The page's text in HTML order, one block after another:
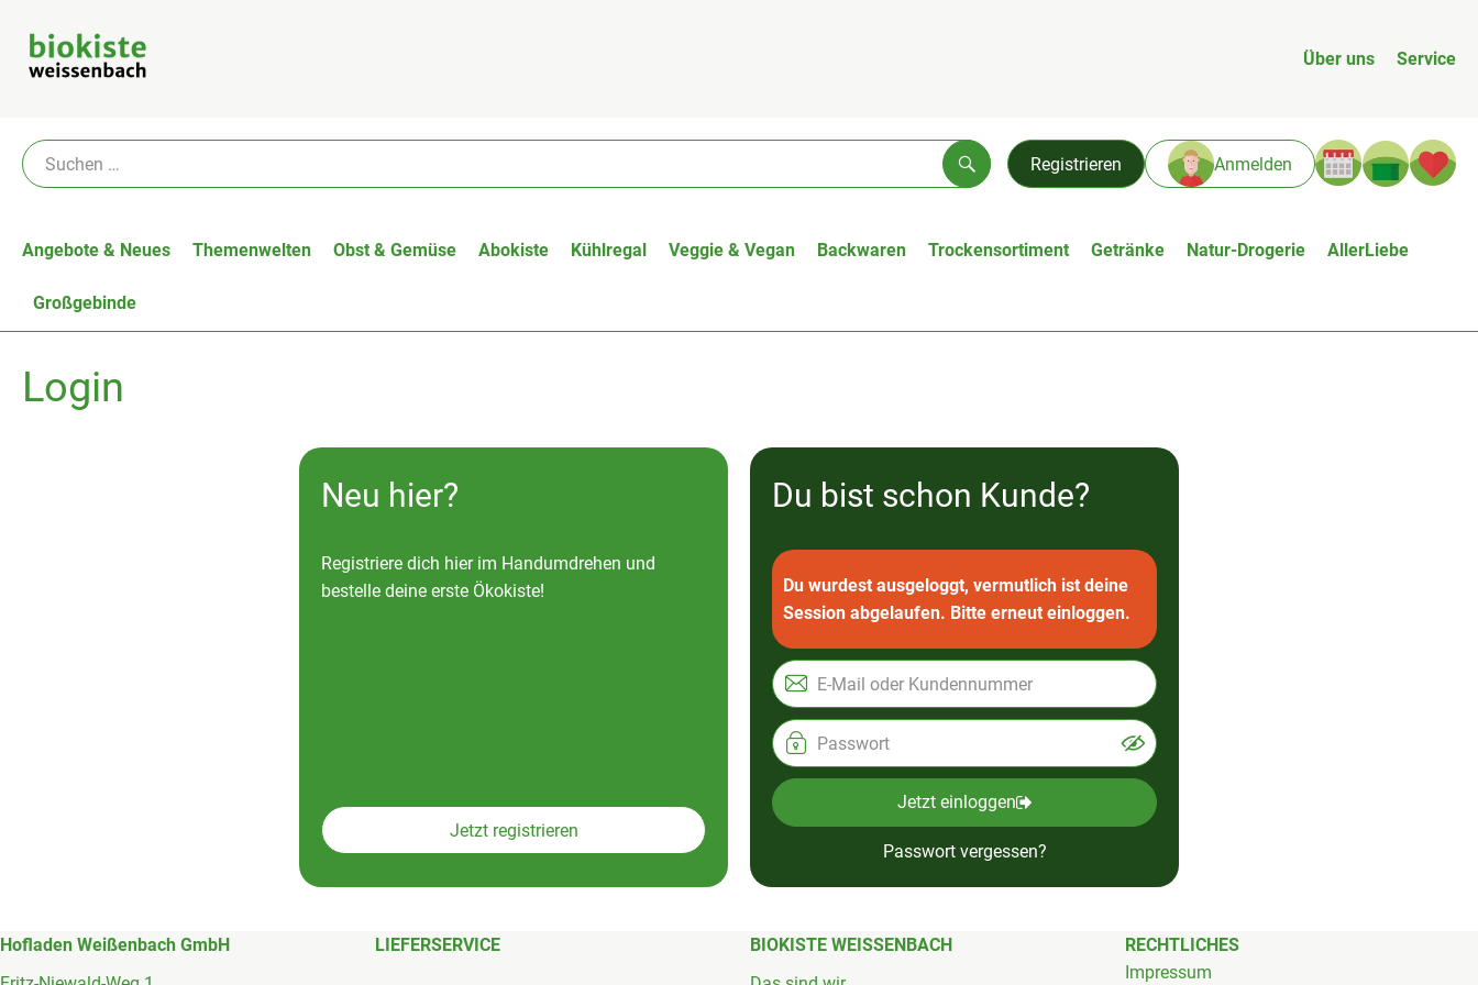
Über uns Service
Registrieren Anmelden
Suchen
Angebote & Neues Themenwelten Obst & Gemüse Abokiste Kühlregal Veggie & Vegan Backwaren Trockensortiment Getränke Natur-Drogerie AllerLiebe
Großgebinde
Login
Neu hier?
Registriere dich hier im Handumdrehen und
bestelle deine erste Ökokiste!
Jetzt registrieren
Du bist schon Kunde?
Du wurdest ausgeloggt, vermutlich ist deine
Session abgelaufen. Bitte erneut einloggen.
Jetzt einloggen
Passwort vergessen?
Hofladen Weißenbach GmbH
LIEFERSERVICE
BIOKISTE WEISSENBACH
RECHTLICHES
Impressum